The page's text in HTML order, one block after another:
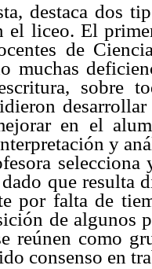
destaca dos
el liceo. El
de
muchas
sobre
en el
y
dado que resulta
por falta de
de algunos
reúnen como
consenso en